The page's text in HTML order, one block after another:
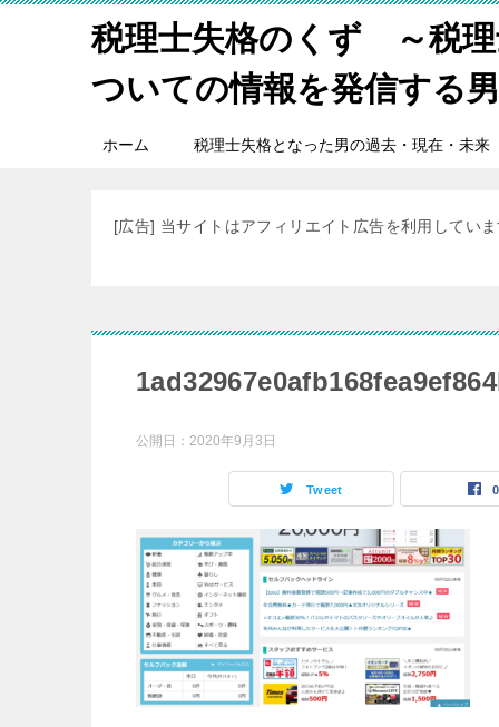
税理士失格のくず ～税理
ついての情報を発信する
ホーム 税理士失格となった男の過去・現在・未来
[広告] 当サイトはアフィリエイト広告を利用してい
公開日： 2020年9月3日
Tweet 0